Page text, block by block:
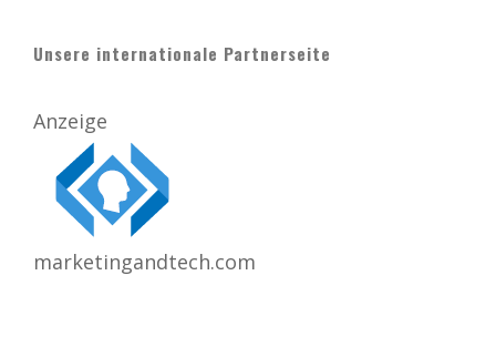
Unsere internationale Partnerseite
Anzeige
marketingandtech.com